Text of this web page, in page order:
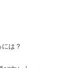
は？